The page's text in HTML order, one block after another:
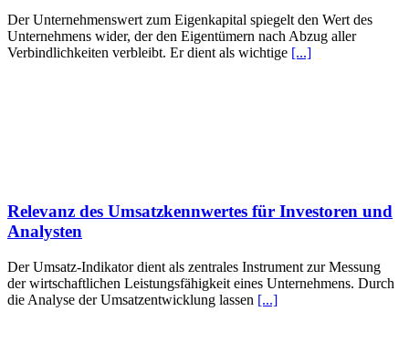
Der Unternehmenswert zum Eigenkapital spiegelt den Wert des
Unternehmens wider, der den Eigentümern nach Abzug aller
Verbindlichkeiten verbleibt. Er dient als wichtige [...]
Relevanz des Umsatzkennwertes für Investoren und
Analysten
Der Umsatz-Indikator dient als zentrales Instrument zur Messung
der wirtschaftlichen Leistungsfähigkeit eines Unternehmens. Durch
die Analyse der Umsatzentwicklung lassen [...]